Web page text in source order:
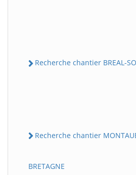
Recherche chantier BREAL-
Recherche chantier
BRETAGNE